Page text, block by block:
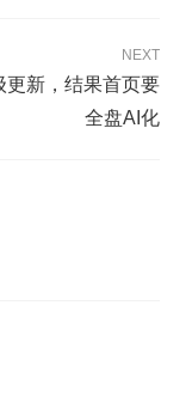
NEXT
更新，结果首页要
全盘AI化